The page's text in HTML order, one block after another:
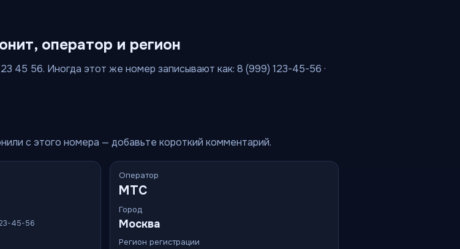
оператор и регион
45 56. Иногда этот же номер записывают как: 8 (999) 123-45-56 ·
с этого номера — добавьте короткий комментарий.
45-56
Оператор
МТС
Город
Москва
Регион регистрации